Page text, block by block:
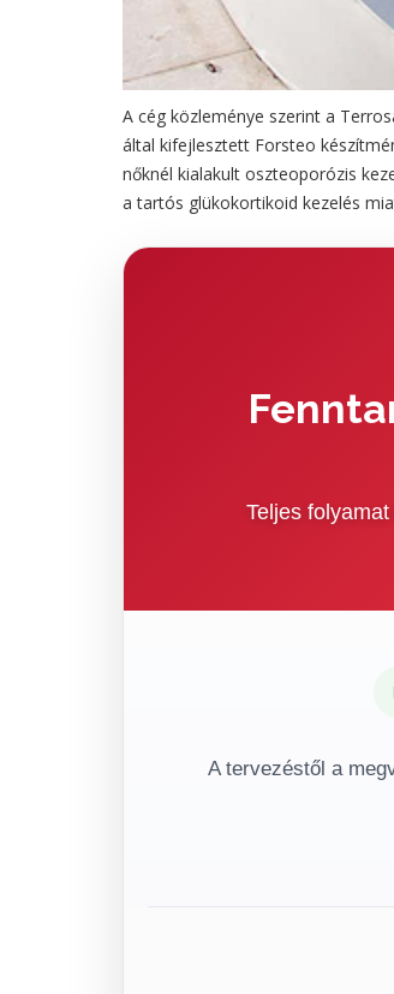
A cég közleménye szerint a
által kifejlesztett Forsteo
nőknél kialakult oszteoporózis
a tartós glükokortikoid kezelés
Teljes
A tervezéstől a